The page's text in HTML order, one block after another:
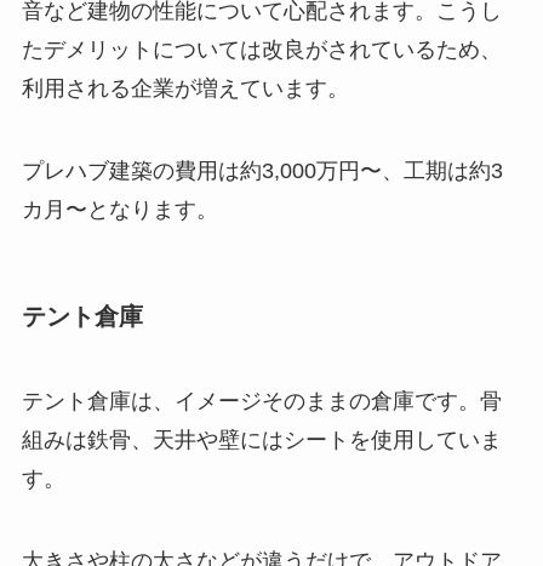
音など建物の性能について心配されます。こうし
たデメリットについては改良がされているため、
利用される企業が増えています。
プレハブ建築の費用は約3,000万円〜、工期は約3
カ月〜となります。
テント倉庫
テント倉庫は、イメージそのままの倉庫です。骨
組みは鉄骨、天井や壁にはシートを使用していま
す。
大きさや柱の太さなどが違うだけで、アウトドア